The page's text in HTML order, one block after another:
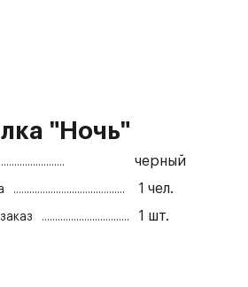
"Ночь"
черный
1 чел.
1 шт.